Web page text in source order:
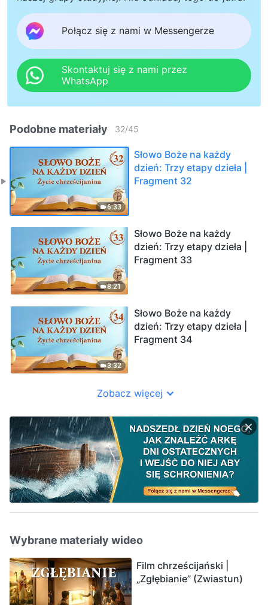
Połącz się z nami w Messengerze
Skontaktuj się z nami przez
WhatsApp
Podobne materiały 32/45
6:33
Słowo Boże na każdy
dzień: Trzy etapy dzieła |
Fragment 32
8:21
Słowo Boże na każdy
dzień: Trzy etapy dzieła |
Fragment 33
3:32
Słowo Boże na każdy
dzień: Trzy etapy dzieła |
Fragment 34
Zobacz więcej
Wybrane materiały wideo
Film chrześcijański |
„Zgłębianie” (Zwiastun)